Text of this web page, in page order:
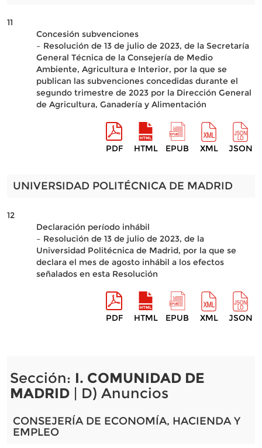
11
Concesión subvenciones
– Resolución de 13 de julio de 2023, de la Secretaría
General Técnica de la Consejería de Medio
Ambiente, Agricultura e Interior, por la que se
publican las subvenciones concedidas durante el
segundo trimestre de 2023 por la Dirección General
de Agricultura, Ganadería y Alimentación
PDF HTML EPUB XML JSON
UNIVERSIDAD POLITÉCNICA DE MADRID
12
Declaración período inhábil
– Resolución de 13 de julio de 2023, de la
Universidad Politécnica de Madrid, por la que se
declara el mes de agosto inhábil a los efectos
señalados en esta Resolución
PDF HTML EPUB XML JSON
Sección: I. COMUNIDAD DE
MADRID| D) Anuncios
CONSEJERÍA DE ECONOMÍA, HACIENDA Y
EMPLEO